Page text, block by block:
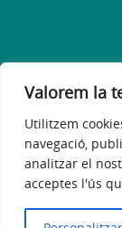
Valorem la
Utilitzem
navegació,
analitzar el
acceptes l'ús
Avís legal